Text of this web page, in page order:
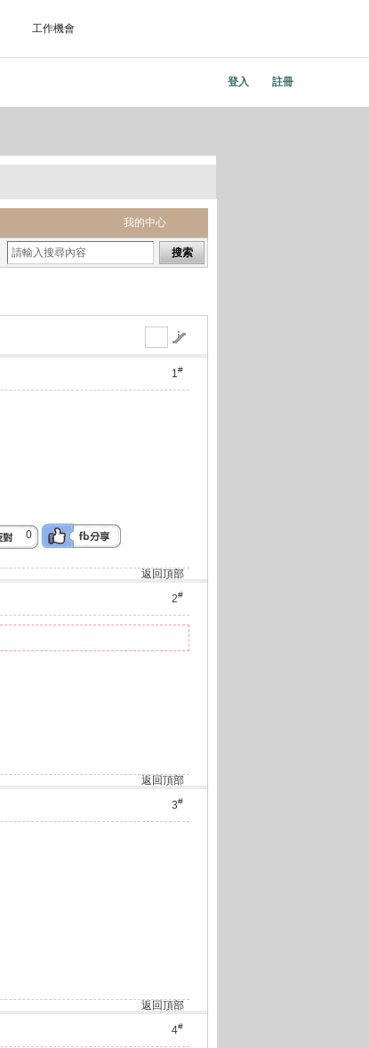
工作機會
登入 註冊
我的中心
搜索
1#
0
返回頂部
2#
返回頂部
3#
返回頂部
4#